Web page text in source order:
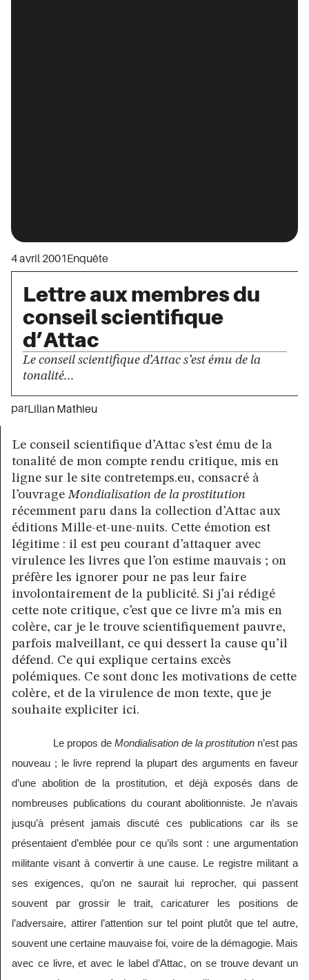
4 avril 2001Enquête
Lettre aux membres du
conseil scientifique
d’Attac
Le conseil scientifique d’Attac s’est ému de la
tonalité...
parLilian Mathieu
Le conseil scientifique d’Attac s’est ému de la
tonalité de mon compte rendu critique, mis en
ligne sur le site contretemps.eu, consacré à
l’ouvrageMondialisation de la prostitution
récemment paru dans la collection d’Attac aux
éditions Mille-et-une-nuits. Cette émotion est
légitime : il est peu courant d’attaquer avec
virulence les livres que l’on estime mauvais ; on
préfère les ignorer pour ne pas leur faire
involontairement de la publicité. Si j’ai rédigé
cette note critique, c’est que ce livre m’a mis en
colère, car je le trouve scientifiquement pauvre,
parfois malveillant, ce qui dessert la cause qu’il
défend. Ce qui explique certains excès
polémiques. Ce sont donc les motivations de cette
colère, et de la virulence de mon texte, que je
souhaite expliciter ici.
Le propos de Mondialisation de la prostitution n’est pas
nouveau ; le livre reprend la plupart des arguments en faveur
d’une abolition de la prostitution, et déjà exposés dans de
nombreuses publications du courant abolitionniste. Je n’avais
jusqu’à présent jamais discuté ces publications car ils se
présentaient d’emblée pour ce qu’ils sont : une argumentation
militante visant à convertir à une cause. Le registre militant a
ses exigences, qu’on ne saurait lui reprocher, qui passent
souvent par grossir le trait, caricaturer les positions de
l’adversaire, attirer l’attention sur tel point plutôt que tel autre,
souvent une certaine mauvaise foi, voire de la démagogie. Mais
avec ce livre, et avec le label d’Attac, on se trouve devant un